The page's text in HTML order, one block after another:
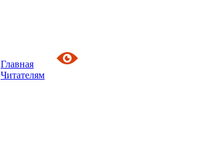
Главная
Читателям